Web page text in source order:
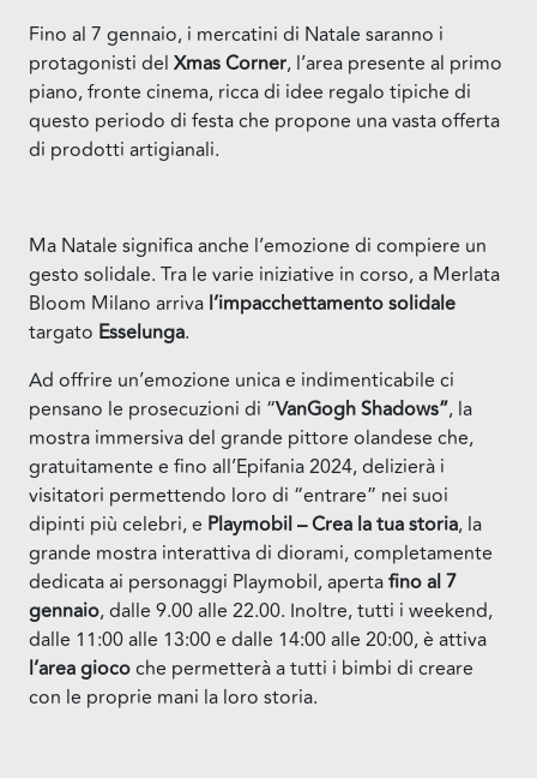
Fino al 7 gennaio, i mercatini di Natale saranno i
protagonisti del Xmas Corner, l’area presente al primo
piano, fronte cinema, ricca di idee regalo tipiche di
questo periodo di festa che propone una vasta offerta
di prodotti artigianali.
Ma Natale significa anche l’emozione di compiere un
gesto solidale. Tra le varie iniziative in corso, a Merlata
Bloom Milano arriva l’impacchettamento solidale
targato Esselunga.
Ad offrire un’emozione unica e indimenticabile ci
pensano le prosecuzioni di “VanGogh Shadows”, la
mostra immersiva del grande pittore olandese che,
gratuitamente e fino all’Epifania 2024, delizierà i
visitatori permettendo loro di “entrare” nei suoi
dipinti più celebri, e Playmobil – Crea la tua storia, la
grande mostra interattiva di diorami, completamente
dedicata ai personaggi Playmobil, apertafino al 7
gennaio, dalle 9.00 alle 22.00. Inoltre, tutti i weekend,
dalle 11:00 alle 13:00 e dalle 14:00 alle 20:00, è attiva
l’area giocoche permetterà a tutti i bimbi di creare
con le proprie mani la loro storia.